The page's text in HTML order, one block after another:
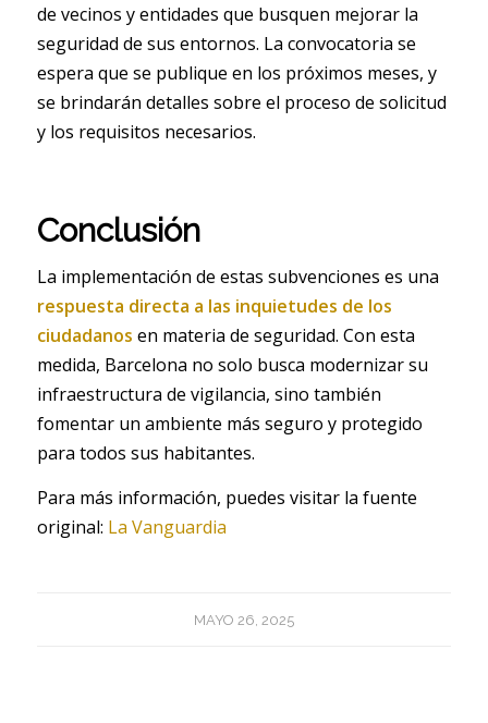
de vecinos y entidades que busquen mejorar la
seguridad de sus entornos. La convocatoria se
espera que se publique en los próximos meses, y
se brindarán detalles sobre el proceso de solicitud
y los requisitos necesarios.
Conclusión
La implementación de estas subvenciones es una
respuesta directa a las inquietudes de los
ciudadanos en materia de seguridad. Con esta
medida, Barcelona no solo busca modernizar su
infraestructura de vigilancia, sino también
fomentar un ambiente más seguro y protegido
para todos sus habitantes.
Para más información, puedes visitar la fuente
original: La Vanguardia
MAYO 26, 2025